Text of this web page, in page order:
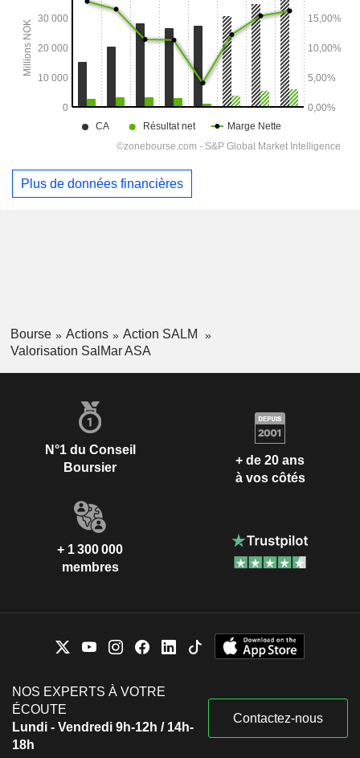
Plus de données financières
Bourse Actions
Action SALM
Valorisation SalMar ASA
N°1 du Conseil
Boursier
+ de 20 ans
à vos côtés
+ 1 300 000
membres
NOS EXPERTS À VOTRE
ÉCOUTE
Lundi - Vendredi 9h-12h / 14h-
18h
Contactez-nous